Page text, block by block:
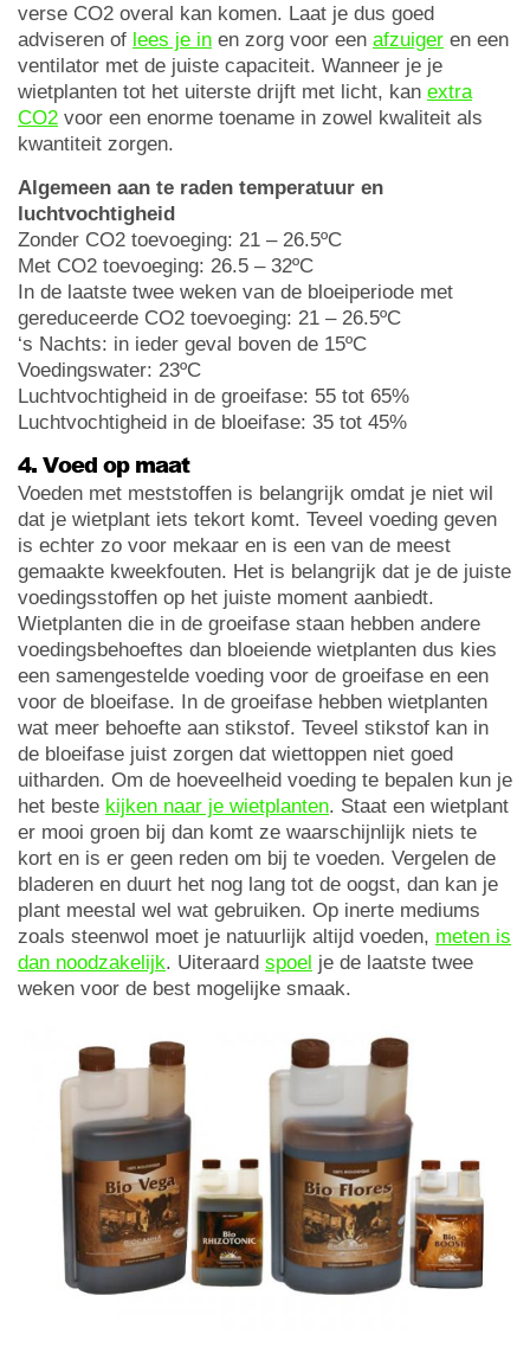
verse CO2 overal kan komen. Laat je dus goed
adviseren of lees je in en zorg voor een afzuiger en een
ventilator met de juiste capaciteit. Wanneer je je
wietplanten tot het uiterste drijft met licht, kan extra
CO2 voor een enorme toename in zowel kwaliteit als
kwantiteit zorgen.
Algemeen aan te raden temperatuur en
luchtvochtigheid
Zonder CO2 toevoeging: 21 – 26.5ºC
Met CO2 toevoeging: 26.5 – 32ºC
In de laatste twee weken van de bloeiperiode met
gereduceerde CO2 toevoeging: 21 – 26.5ºC
‘s Nachts: in ieder geval boven de 15ºC
Voedingswater: 23ºC
Luchtvochtigheid in de groeifase: 55 tot 65%
Luchtvochtigheid in de bloeifase: 35 tot 45%
4. Voed op maat
Voeden met meststoffen is belangrijk omdat je niet wil
dat je wietplant iets tekort komt. Teveel voeding geven
is echter zo voor mekaar en is een van de meest
gemaakte kweekfouten. Het is belangrijk dat je de juiste
voedingsstoffen op het juiste moment aanbiedt.
Wietplanten die in de groeifase staan hebben andere
voedingsbehoeftes dan bloeiende wietplanten dus kies
een samengestelde voeding voor de groeifase en een
voor de bloeifase. In de groeifase hebben wietplanten
wat meer behoefte aan stikstof. Teveel stikstof kan in
de bloeifase juist zorgen dat wiettoppen niet goed
uitharden. Om de hoeveelheid voeding te bepalen kun je
het beste kijken naar je wietplanten. Staat een wietplant
er mooi groen bij dan komt ze waarschijnlijk niets te
kort en is er geen reden om bij te voeden. Vergelen de
bladeren en duurt het nog lang tot de oogst, dan kan je
plant meestal wel wat gebruiken. Op inerte mediums
zoals steenwol moet je natuurlijk altijd voeden, meten is
dan noodzakelijk. Uiteraard spoel je de laatste twee
weken voor de best mogelijke smaak.